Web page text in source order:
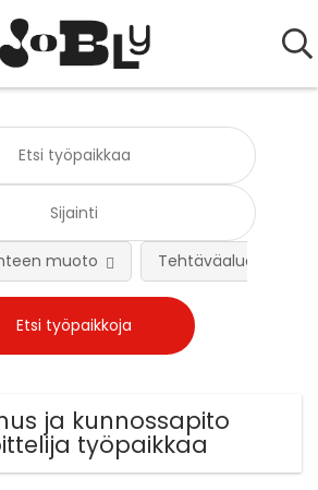
muoto Tehtäväalue
ja kunnossapito
työpaikkaa